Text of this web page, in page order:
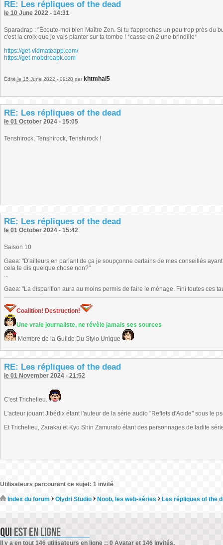
RE: Les répliques of the dead
le 10 June 2022 - 14:31
Sparadrap : "Écoute-moi bien Maître Zen. Si tu t'approches un peu trop près du
c'est la croix que je vais planter sur ta tombe ! *casse en 2 une brindille*
https://get-vidmateapp.com/
https://get-mobdroapk.com
Édité le 15 June 2022 - 09:20 par khtmhai5
RE: Les répliques of the dead
le 01 October 2024 - 15:05
Tenshirock, Tenshirock, Tenshirock !
RE: Les répliques of the dead
le 01 October 2024 - 15:42
Saison 10
Gaea: "D'ailleurs en parlant de ça je soupçonne certains de mes conseillés
cela te dis quelque chose non?"
...
Gaea: "La disparition aura au moins permis de faire le ménage. Fini toutes ces
Coalition! Destruction!
Une vraie journaliste, ne révèle jamais ses sources
Membre de la Guilde Du Stylo Unique
RE: Les répliques of the dead
le 01 November 2024 - 21:52
C'est Trichelieu.
L'acteur jouant Jibédix étant l'auteur de la série audio "Reflets d'Acide" sous le
Et Trichelieu, Zarakaï et Kyo Shin Zamurato étant des personnages de ladite
Utilisateurs parcourant ce sujet: 1 invité
Index du forum Olydri Studio Noob, les web-séries Les répliques of the
Il y a en tout 146 utilisateurs en ligne :: 0 Avatar et 146 Invités.